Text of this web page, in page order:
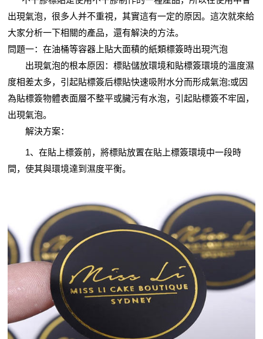
出現氣泡，很多人并不重視，其實這有一定的原因。這次就來給
大家分析一下相關的產品，還有解決的方法。
問題一：在油桶等容器上貼大面積的紙類標簽時出現汽泡
出現氣泡的根本原因：標貼儲放環境和貼標簽環境的溫度濕
度相差太多，引起貼標簽后標貼快速吸附水分而形成氣泡;或因
為貼標簽物體表面層不整平或臟污有水泡，引起貼標簽不牢固，
出現氣泡。
解決方案：
1、在貼上標簽前，將標貼放置在貼上標簽環境中一段時
間，使其與環境達到濕度平衡。